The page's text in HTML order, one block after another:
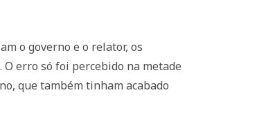
o governo e o relator, os
erro só foi percebido na metade
que também tinham acabado